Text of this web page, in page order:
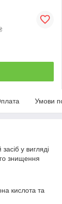
Умови
у вигляді
знищення
кислота та